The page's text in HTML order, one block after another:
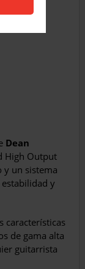
Dean
High Output
y un sistema
y
características
de gama alta
guitarrista